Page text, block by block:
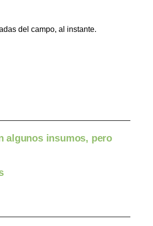
del campo, al instante.
algunos insumos, pero